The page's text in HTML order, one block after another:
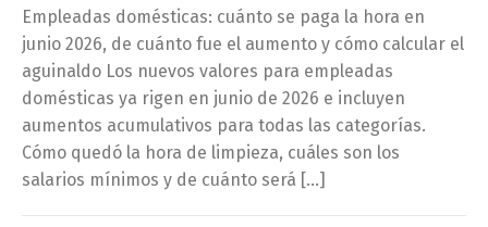
Empleadas domésticas: cuánto se paga la hora en
junio 2026, de cuánto fue el aumento y cómo calcular el
aguinaldo Los nuevos valores para empleadas
domésticas ya rigen en junio de 2026 e incluyen
aumentos acumulativos para todas las categorías.
Cómo quedó la hora de limpieza, cuáles son los
salarios mínimos y de cuánto será […]